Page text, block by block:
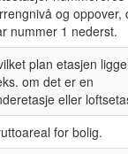
og oppover,
nummer 1 nederst.
plan etasjen
om det er en
eller
for bolig.